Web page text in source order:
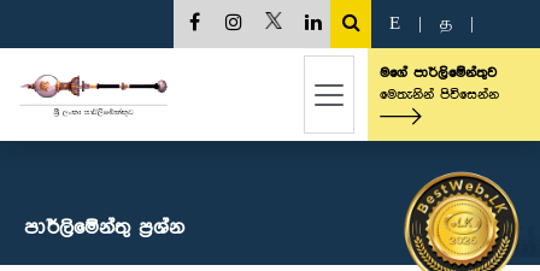
E த
මගේ පාර්ලිමේන්තුව
මෙතැනින් පිවිසෙන්න
පාර්ලි‌මේන්තු‌ ප්‍රශ්න